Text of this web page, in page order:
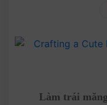
Làm trái